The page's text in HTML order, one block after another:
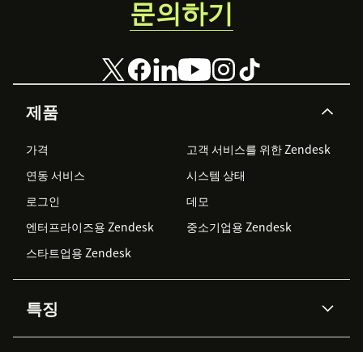
제품
가격
고객 서비스를 위한 Zendesk
연동 서비스
시스템 상태
로그인
데모
엔터프라이즈용 Zendesk
중소기업용 Zendesk
스타트업용 Zendesk
특징
문의하기